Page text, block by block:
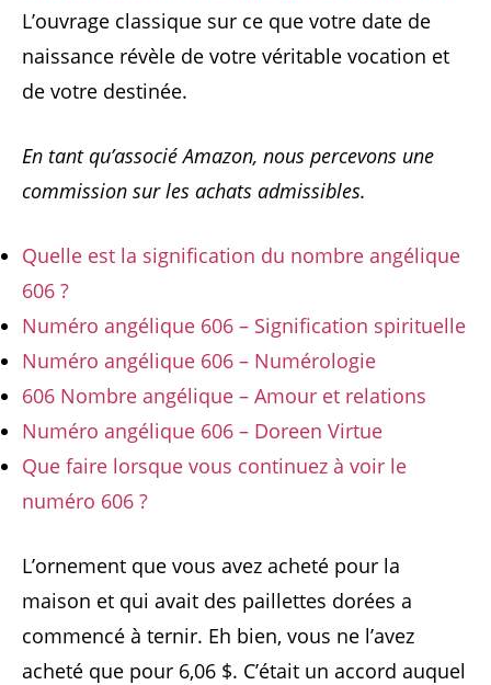
L’ouvrage classique sur ce que votre date de
naissance révèle de votre véritable vocation et
de votre destinée.
En tant qu’associé Amazon, nous percevons une
commission sur les achats admissibles.
Quelle est la signification du nombre angélique
606 ?
Numéro angélique 606 – Signification spirituelle
Numéro angélique 606 – Numérologie
606 Nombre angélique – Amour et relations
Numéro angélique 606 – Doreen Virtue
Que faire lorsque vous continuez à voir le
numéro 606 ?
L’ornement que vous avez acheté pour la
maison et qui avait des paillettes dorées a
commencé à ternir. Eh bien, vous ne l’avez
acheté que pour 6,06 $. C’était un accord auquel